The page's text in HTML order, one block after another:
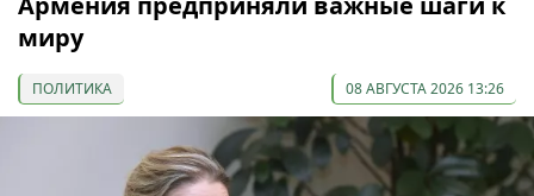
миру
ПОЛИТИКА 08 АВГУСТА 2026 13:26